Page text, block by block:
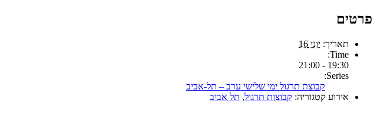
פרטים
תאריך: יוני 16
Time:
19:30 - 21:00
Series:
קבוצת תרגול ימי שלישי ערב – תל-אביב
אירוע קטגוריה: קבוצות תרגול, תל אביב